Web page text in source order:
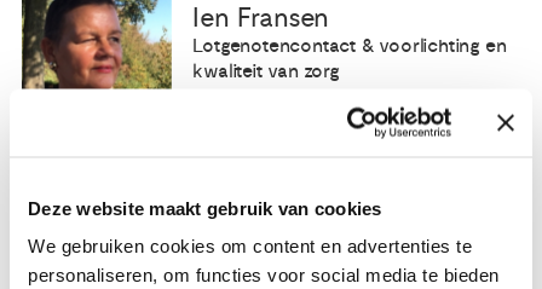
Deze website maakt gebruik van cookies
We gebruiken cookies om content en advertenties te
personaliseren, om functies voor social media te bieden
Nieuws
Ervaringsdeskundigheid
Ien Fransen
Lotgenotencontact & voorlichting en
kwaliteit van zorg
Terug